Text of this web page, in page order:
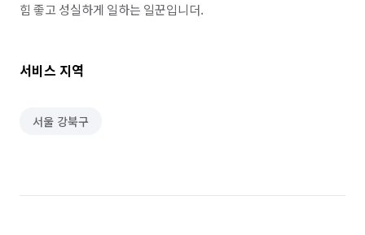
힘 좋고 성실하게 일하는 일꾼입니더.
서비스 지역
서울 강북구